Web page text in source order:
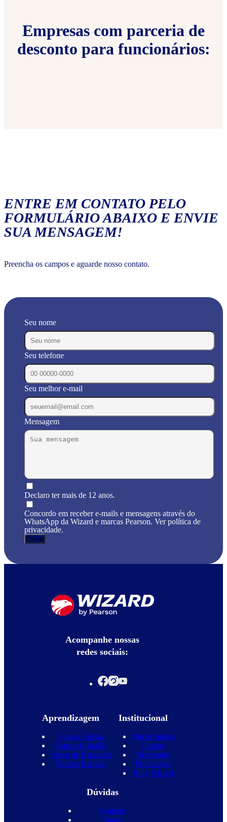
Empresas com parceria de
desconto para funcionários:
ENTRE EM CONTATO PELO
FORMULÁRIO ABAIXO E ENVIE
SUA MENSAGEM!
Preencha os campos e aguarde nosso contato.
Seu nome
Seu telefone
Seu melhor e-mail
Mensagem
Declaro ter mais de 12 anos.
Concordo em receber e-mails e mensagens através do
WhatsApp da Wizard e marcas Pearson. Ver política de
privacidade.
Acompanhe nossas
redes sociais:
Aprendizagem
Nossos Cursos
Curso de Inglês
Curso de Espanhol
Nossas Escolas
Institucional
Quem Somos
Equipe
Novidades
Promoções
Blog Wizard
Dúvidas
Contato
Vagas